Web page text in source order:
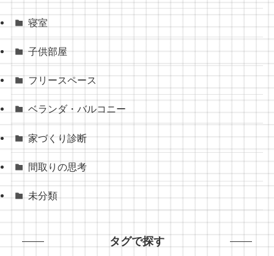
寝室
子供部屋
フリースペース
ベランダ・バルコニー
家づくり診断
間取りの思考
未分類
タグで探す